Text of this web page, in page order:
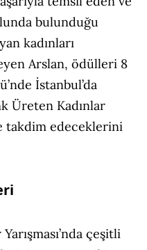
bulunduğu
kadınları
Arslan, ödülleri 8
İstanbul’da
Üreten Kadınlar
takdim edeceklerini
çeşitli